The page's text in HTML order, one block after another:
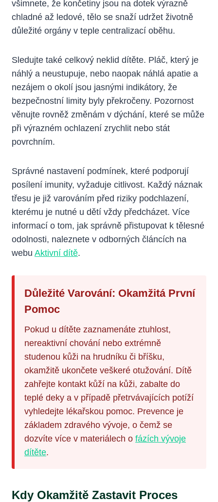
všimnete, že končetiny jsou na dotek výrazně
chladné až ledové, tělo se snaží udržet životně
důležité orgány v teple centralizací oběhu.
Sledujte také celkový neklid dítěte. Pláč, který je
náhlý a neustupuje, nebo naopak náhlá apatie a
nezájem o okolí jsou jasnými indikátory, že
bezpečnostní limity byly překročeny. Pozornost
věnujte rovněž změnám v dýchání, které se může
při výrazném ochlazení zrychlit nebo stát
povrchním.
Správné nastavení podmínek, které podporují
posílení imunity, vyžaduje citlivost. Každý náznak
třesu je již varováním před riziky podchlazení,
kterému je nutné u dětí vždy předcházet. Více
informací o tom, jak správně přistupovat k tělesné
odolnosti, naleznete v odborných článcích na
webu Aktivní dítě.
Důležité Varování: Okamžitá První
Pomoc
Pokud u dítěte zaznamenáte ztuhlost,
nereaktivní chování nebo extrémně
studenou kůži na hrudníku či bříšku,
okamžitě ukončete veškeré otužování. Dítě
zahřejte kontakt kůží na kůži, zabalte do
teplé deky a v případě přetrvávajících potíží
vyhledejte lékařskou pomoc. Prevence je
základem zdravého vývoje, o čemž se
dozvíte více v materiálech o fázích vývoje
dítěte.
Kdy Okamžitě Zastavit Proces